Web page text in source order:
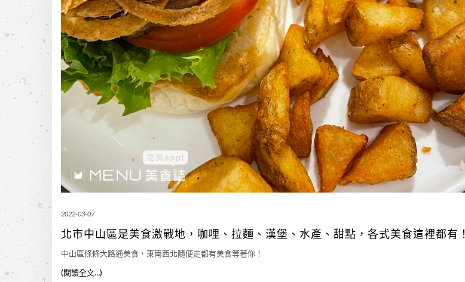
2022-03-07
北市中山區是美食激戰地，咖哩、拉麵、漢堡、水產、甜點，各式美食這裡都有！
中山區條條大路通美食，東南西北隨便走都有美食等著你！
(閱讀全文…)